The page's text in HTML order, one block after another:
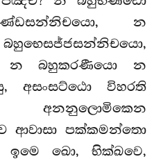
න
න බහුකරණීයො න
අසංසට්ඨො විහරති
අනනුලොමිකෙන
ආවාසා පක්කමන්තො
ඉමෙ ඛො, භික්ඛවෙ,